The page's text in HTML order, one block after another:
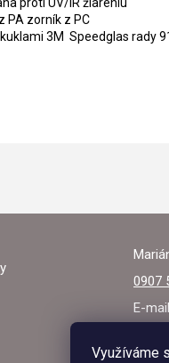
Využíváme
PA zorník z PC
3M Speedglas rady
0907
E-